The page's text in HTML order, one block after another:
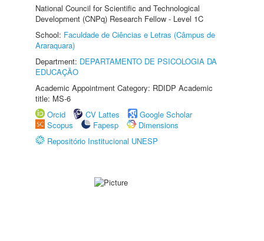
National Council for Scientific and Technological
Development (CNPq) Research Fellow - Level 1C
School: Faculdade de Ciências e Letras (Câmpus de
Araraquara)
Department: DEPARTAMENTO DE PSICOLOGIA DA
EDUCAÇÃO
Academic Appointment Category: RDIDP Academic
title: MS-6
Orcid
CV Lattes
Google Scholar
Scopus
Fapesp
Dimensions
Repositório Institucional UNESP